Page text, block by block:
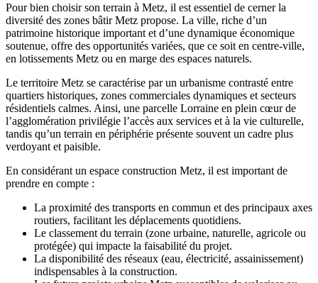
Pour bien choisir son terrain à Metz, il est essentiel de cerner la
diversité des zones bâtir Metz propose. La ville, riche d’un
patrimoine historique important et d’une dynamique économique
soutenue, offre des opportunités variées, que ce soit en centre-ville,
en lotissements Metz ou en marge des espaces naturels.
Le territoire Metz se caractérise par un urbanisme contrasté entre
quartiers historiques, zones commerciales dynamiques et secteurs
résidentiels calmes. Ainsi, une parcelle Lorraine en plein cœur de
l’agglomération privilégie l’accès aux services et à la vie culturelle,
tandis qu’un terrain en périphérie présente souvent un cadre plus
verdoyant et paisible.
En considérant un espace construction Metz, il est important de
prendre en compte :
La proximité des transports en commun et des principaux axes
routiers, facilitant les déplacements quotidiens.
Le classement du terrain (zone urbaine, naturelle, agricole ou
protégée) qui impacte la faisabilité du projet.
La disponibilité des réseaux (eau, électricité, assainissement)
indispensables à la construction.